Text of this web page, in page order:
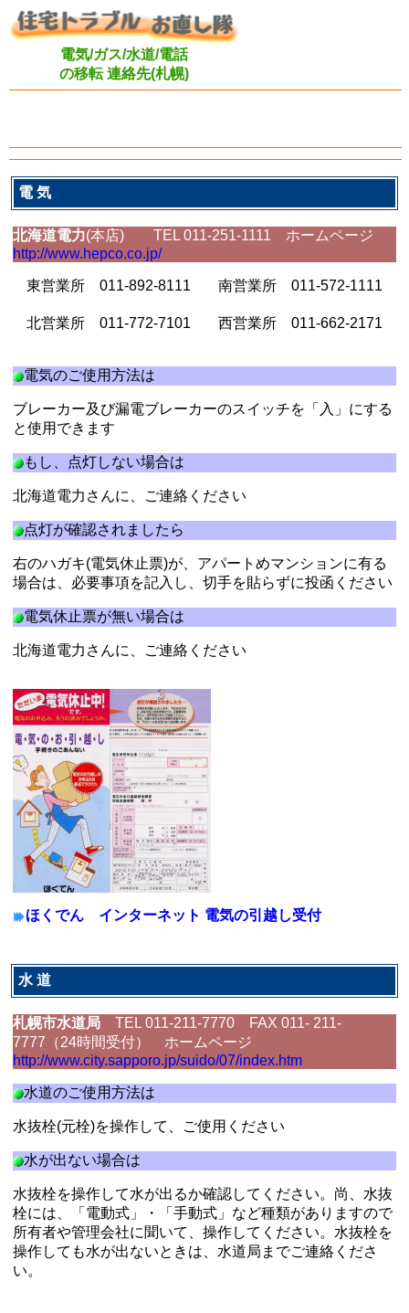
電気/ガス/水道/電話
の移転 連絡先(札幌)
電 気
北海道電力(本店) TEL 011-251-1111 ホームページ
http://www.hepco.co.jp/
東営業所 011-892-8111 南営業所 011-572-1111
北営業所 011-772-7101 西営業所 011-662-2171
電気のご使用方法は
ブレーカー及び漏電ブレーカーのスイッチを「入」にする
と使用できます
もし、点灯しない場合は
北海道電力さんに、ご連絡ください
点灯が確認されましたら
右のハガキ(電気休止票)が、アパートめマンションに有る
場合は、必要事項を記入し、切手を貼らずに投函ください
電気休止票が無い場合は
北海道電力さんに、ご連絡ください
ほくでん インターネット 電気の引越し受付
水 道
札幌市水道局 TEL 011-211-7770 FAX 011- 211-
7777（24時間受付） ホームページ
http://www.city.sapporo.jp/suido/07/index.htm
水道のご使用方法は
水抜栓(元栓)を操作して、ご使用ください
水が出ない場合は
水抜栓を操作して水が出るか確認してください。尚、水抜
栓には、「電動式」・「手動式」など種類がありますので
所有者や管理会社に聞いて、操作してください。水抜栓を
操作しても水が出ないときは、水道局までご連絡くださ
い。